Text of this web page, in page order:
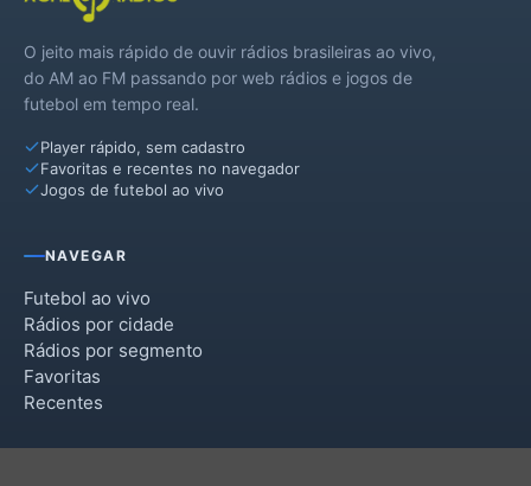
O jeito mais rápido de ouvir rádios brasileiras ao vivo,
do AM ao FM passando por web rádios e jogos de
futebol em tempo real.
Player rápido, sem cadastro
Favoritas e recentes no navegador
Jogos de futebol ao vivo
NAVEGAR
Futebol ao vivo
Rádios por cidade
Rádios por segmento
Favoritas
Recentes